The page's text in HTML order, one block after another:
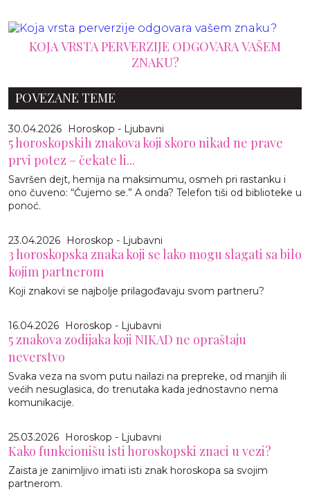
KOJA VRSTA PERVERZIJE ODGOVARA VAŠEM
ZNAKU?
POVEZANE TEME
30.04.2026 Horoskop - Ljubavni
5 horoskopskih znakova koji skoro nikad ne prave
prvi potez – čekate li...
Savršen dejt, hemija na maksimumu, osmeh pri rastanku i
ono čuveno: “Čujemo se.” A onda? Telefon tiši od biblioteke u
ponoć.
23.04.2026 Horoskop - Ljubavni
3 horoskopska znaka koji se lako mogu slagati sa bilo
kojim partnerom
Koji znakovi se najbolje prilagođavaju svom partneru?
16.04.2026 Horoskop - Ljubavni
5 znakova zodijaka koji NIKAD ne opraštaju
neverstvo
Svaka veza na svom putu nailazi na prepreke, od manjih ili
većih nesuglasica, do trenutaka kada jednostavno nema
komunikacije.
25.03.2026 Horoskop - Ljubavni
Kako funkcionišu isti horoskopski znaci u vezi?
Zaista je zanimljivo imati isti znak horoskopa sa svojim
partnerom.